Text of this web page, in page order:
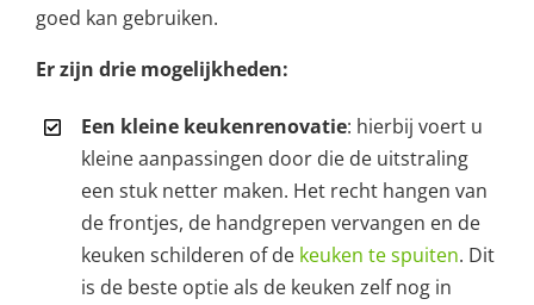
goed kan gebruiken.
Er zijn drie mogelijkheden:
Een kleine keukenrenovatie: hierbij voert u
kleine aanpassingen door die de uitstraling
een stuk netter maken. Het recht hangen van
de frontjes, de handgrepen vervangen en de
keuken schilderen of de keuken te spuiten. Dit
is de beste optie als de keuken zelf nog in